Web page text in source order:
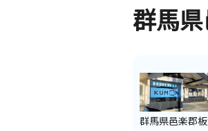
群馬
群馬県邑楽郡